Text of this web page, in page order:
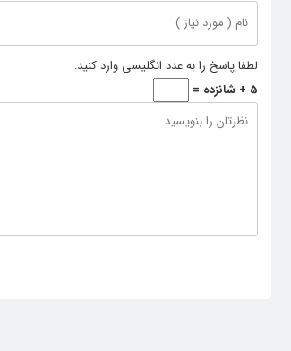
لطفا پاسخ را به عدد انگلیسی وارد کنید:
5 + شانزده =